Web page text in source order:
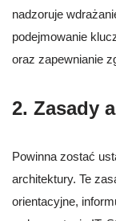
nadzoruje
podejmowanie
oraz zapewnianie
2. Zasady
Powinna zostać
architektury. Te
orientacyjne,